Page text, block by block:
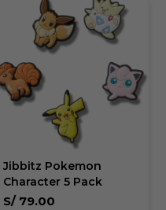
Jibbitz Pokemon
Character 5 Pack
S/ 79.00